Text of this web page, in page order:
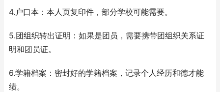
4.户口本：本人页复印件，部分学校可能需要。
5.团组织转出证明：如果是团员，需要携带团组织关系证
明和团员证。
6.学籍档案：密封好的学籍档案，记录个人经历和德才能
绩。